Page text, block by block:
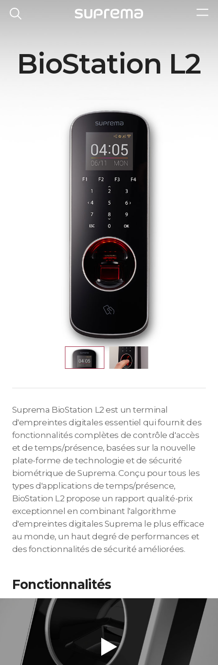
BioStation L2
Suprema BioStation L2 est un terminal
d'empreintes digitales essentiel qui fournit des
fonctionnalités complètes de contrôle d'accès
et de temps/présence, basées sur la nouvelle
plate-forme de technologie et de sécurité
biométrique de Suprema. Conçu pour tous les
types d'applications de temps/présence,
BioStation L2 propose un rapport qualité-prix
exceptionnel en combinant l'algorithme
d'empreintes digitales Suprema le plus efficace
au monde, un haut degré de performances et
des fonctionnalités de sécurité améliorées.
Fonctionnalités